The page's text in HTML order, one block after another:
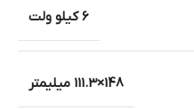
6 کیلو ولت
148×111.3 میلیمتر